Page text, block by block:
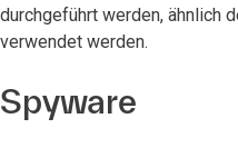
durchgeführt werden, ähnlich
verwendet werden.
Spyware